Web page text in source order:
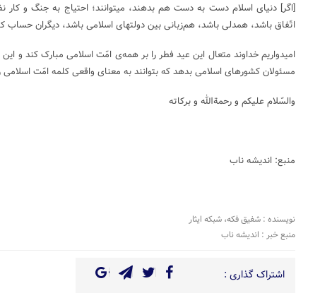
[اگر] دنیای اسلام دست به دست هم بدهند، میتوانند؛ احتیاج به جنگ و کار
اتّفاق باشد، همدلی باشد، هم‌زبانی بین دولتهای اسلامی باشد، دیگران حساب
امیدواریم خداوند متعال این عید فطر را بر همه‌ی امّت اسلامی مبارک کند و این
مسئولان کشورهای اسلامی بدهد که بتوانند به معنای واقعی کلمه امّت
والسّلام علیکم و رحمة‌الله و‌ برکاته
منبع: اندیشه ناب
نویسنده : شفیق فکه، شبکه ایثار
منبع خبر : اندیشه ناب
اشتراک گذاری :